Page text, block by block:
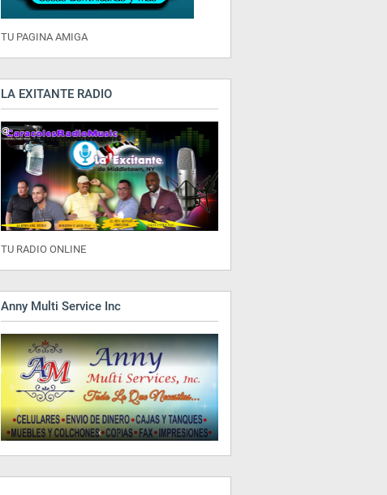
TU PAGINA AMIGA
LA EXITANTE RADIO
TU RADIO ONLINE
Anny Multi Service Inc